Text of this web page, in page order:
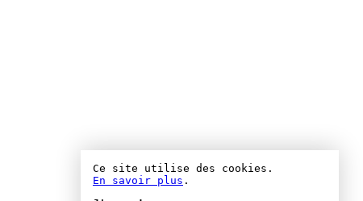
Ce site utilise des cookies.
En savoir plus .